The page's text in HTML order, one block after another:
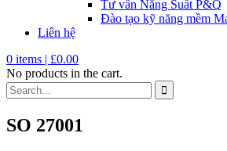
Tư vấn Năng Suất P&Q
Đào tạo kỹ năng mềm
Liên hệ
0 items | £0.00
No products in the cart.
SO 27001